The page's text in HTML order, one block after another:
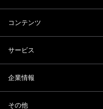
コンテンツ
サービス
企業情報
その他